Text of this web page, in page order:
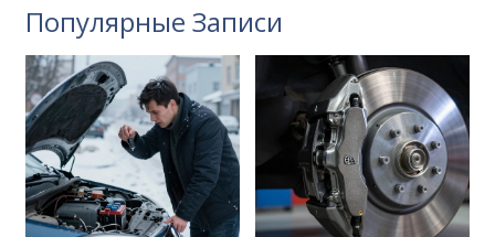
Популярные Записи